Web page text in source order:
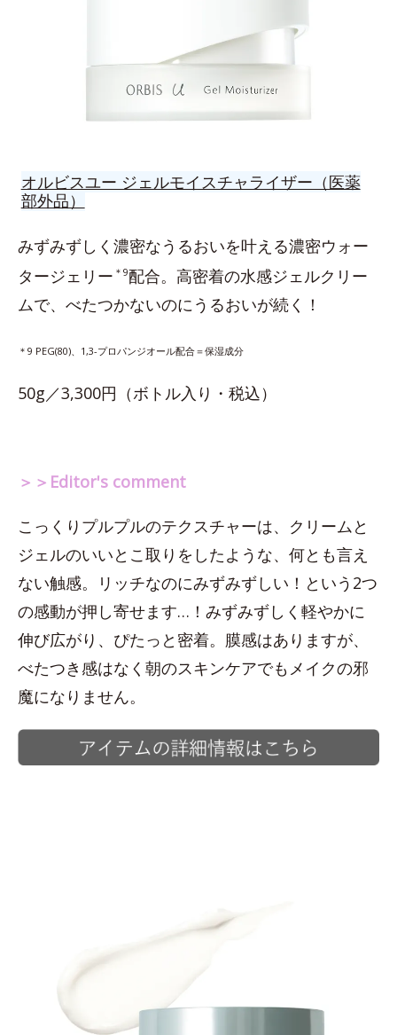
オルビスユー ジェルモイスチャライザー（医薬
部外品）
みずみずしく濃密なうるおいを叶える濃密ウォー
タージェリー ＊9配合。高密着の水感ジェルクリー
ムで、べたつかないのにうるおいが続く！
＊9 PEG(80)、1,3-プロパンジオール配合＝保湿成分
50g／3,300円（ボトル入り・税込）
＞＞Editor's comment
こっくりプルプルのテクスチャーは、クリームと
ジェルのいいとこ取りをしたような、何とも言え
ない触感。リッチなのにみずみずしい！という2つ
の感動が押し寄せます…！みずみずしく軽やかに
伸び広がり、ぴたっと密着。膜感はありますが、
べたつき感はなく朝のスキンケアでもメイクの邪
魔になりません。